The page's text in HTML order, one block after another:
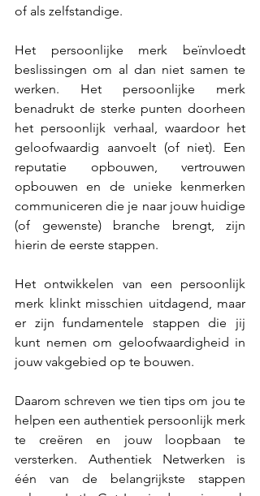
of als zelfstandige.
Het persoonlijke merk beïnvloedt
beslissingen om al dan niet samen te
werken. Het persoonlijke merk
benadrukt de sterke punten doorheen
het persoonlijk verhaal, waardoor het
geloofwaardig aanvoelt (of niet). Een
reputatie opbouwen, vertrouwen
opbouwen en de unieke kenmerken
communiceren die je naar jouw huidige
(of gewenste) branche brengt, zijn
hierin de eerste stappen.
Het ontwikkelen van een persoonlijk
merk klinkt misschien uitdagend, maar
er zijn fundamentele stappen die jij
kunt nemen om geloofwaardigheid in
jouw vakgebied op te bouwen.
Daarom schreven we tien tips om jou te
helpen een authentiek persoonlijk merk
te creëren en jouw loopbaan te
versterken. Authentiek Netwerken is
één van de belangrijkste stappen